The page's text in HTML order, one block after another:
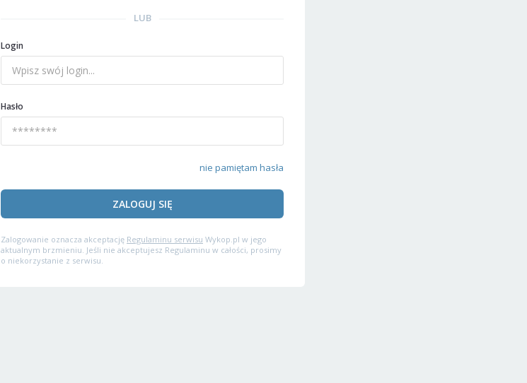
LUB
Login
Hasło
nie pamiętam hasła
ZALOGUJ SIĘ
Zalogowanie oznacza akceptację Regulaminu serwisu Wykop.pl w jego
aktualnym brzmieniu. Jeśli nie akceptujesz Regulaminu w całości, prosimy
o niekorzystanie z serwisu.